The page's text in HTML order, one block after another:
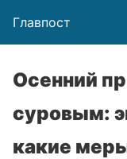
Главпост
Осенний
суровым:
какие